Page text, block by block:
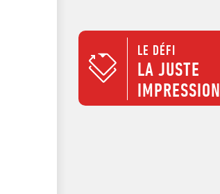
LE DÉFI
LA JUSTE
IMPRESSION